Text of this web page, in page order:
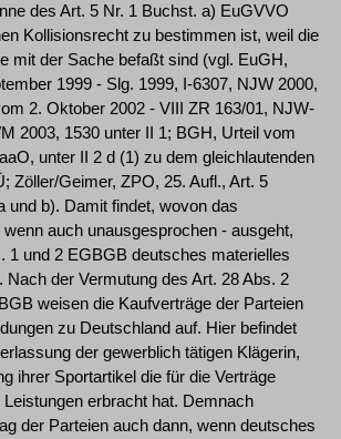
des Art. 5 Nr. 1 Buchst. a) EuGVVO
Kollisionsrecht zu bestimmen ist, weil die
mit der Sache befaßt sind (vgl. EuGH,
1999 - Slg. 1999, I-6307, NJW 2000,
2. Oktober 2002 - VIII ZR 163/01, NJW-
2003, 1530 unter II 1; BGH, Urteil vom
unter II 2 d (1) zu dem gleichlautenden
Zöller/Geimer, ZPO, 25. Aufl., Art. 5
und b). Damit findet, wovon das
auch unausgesprochen - ausgeht,
1 und 2 EGBGB deutsches materielles
Nach der Vermutung des Art. 28 Abs. 2
weisen die Kaufverträge der Parteien
zu Deutschland auf. Hier befindet
der gewerblich tätigen Klägerin,
ihrer Sportartikel die für die Verträge
erbracht hat. Demnach
der Parteien auch dann, wenn deutsches